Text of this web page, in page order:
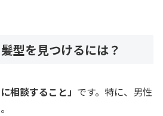
型を見つけるには？
に相談すること」 です。特に、男性